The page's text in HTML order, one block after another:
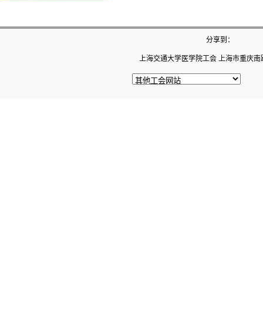
上海交通大学医学院工会 上海市重庆
分享到：